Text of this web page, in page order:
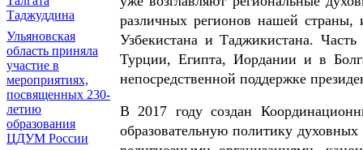
Таджуддина
Ульяновская
область приняла
участие в
мероприятиях,
посвященных 230-
летию
образования
ЦДУМ России
различных регионов нашей страны,
Узбекистана и Таджикистана.
Турции, Египта, Иордании и в
непосредственной поддержке
В 2017 году создан
образовательную политику